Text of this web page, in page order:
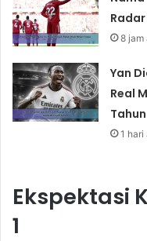
8 jam
Yan
Real
Tahun
1 hari
Ekspektasi
1